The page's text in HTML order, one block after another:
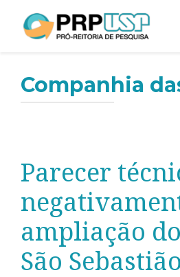
Companhia
Parecer
ampliação
São Sebastião